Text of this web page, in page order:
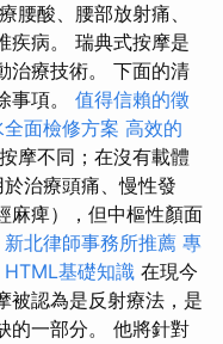
腰酸、腰部放射痛、
疾病。 瑞典式按摩是
治療技術。 下面的清
事項。 值得信賴的徵
全面檢修方案 高效的
摩不同；在沒有載體
於治療頭痛、慢性發
麻痺），但中樞性顏面
新北律師事務所推薦 專
HTML基礎知識 在現今
被認為是反射療法，是
的一部分。 他將針對